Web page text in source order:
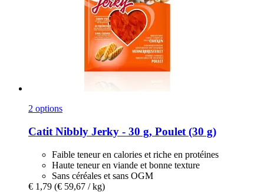
2 options
Catit Nibbly Jerky -​ 30 g, Poulet (30 g)
Faible teneur en calories et riche en protéines
Haute teneur en viande et bonne texture
Sans céréales et sans OGM
€ 1,79 (€ 59,67 / kg)